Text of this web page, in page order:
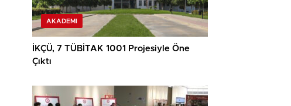
AKADEMI
İKÇÜ, 7 TÜBİTAK 1001 Projesiyle Öne
Çıktı